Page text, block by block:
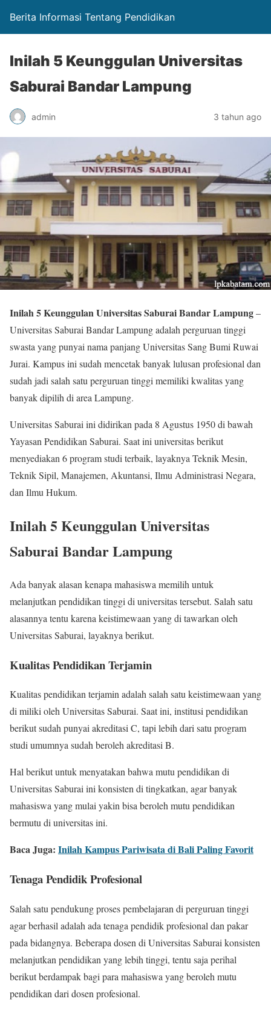
Berita Informasi Tentang Pendidikan
Inilah 5 Keunggulan Universitas
Saburai Bandar Lampung
admin 3 tahun ago
Inilah 5 Keunggulan Universitas Saburai Bandar Lampung–
Universitas Saburai Bandar Lampung adalah perguruan tinggi
swasta yang punyai nama panjang Universitas Sang Bumi Ruwai
Jurai. Kampus ini sudah mencetak banyak lulusan profesional dan
sudah jadi salah satu perguruan tinggi memiliki kwalitas yang
banyak dipilih di area Lampung.
Universitas Saburai ini didirikan pada 8 Agustus 1950 di bawah
Yayasan Pendidikan Saburai. Saat ini universitas berikut
menyediakan 6 program studi terbaik, layaknya Teknik Mesin,
Teknik Sipil, Manajemen, Akuntansi, Ilmu Administrasi Negara,
dan Ilmu Hukum.
Inilah 5 Keunggulan Universitas
Saburai Bandar Lampung
Ada banyak alasan kenapa mahasiswa memilih untuk
melanjutkan pendidikan tinggi di universitas tersebut. Salah satu
alasannya tentu karena keistimewaan yang di tawarkan oleh
Universitas Saburai, layaknya berikut.
Kualitas Pendidikan Terjamin
Kualitas pendidikan terjamin adalah salah satu keistimewaan yang
di miliki oleh Universitas Saburai. Saat ini, institusi pendidikan
berikut sudah punyai akreditasi C, tapi lebih dari satu program
studi umumnya sudah beroleh akreditasi B.
Hal berikut untuk menyatakan bahwa mutu pendidikan di
Universitas Saburai ini konsisten di tingkatkan, agar banyak
mahasiswa yang mulai yakin bisa beroleh mutu pendidikan
bermutu di universitas ini.
Baca Juga: Inilah Kampus Pariwisata di Bali Paling Favorit
Tenaga Pendidik Profesional
Salah satu pendukung proses pembelajaran di perguruan tinggi
agar berhasil adalah ada tenaga pendidik profesional dan pakar
pada bidangnya. Beberapa dosen di Universitas Saburai konsisten
melanjutkan pendidikan yang lebih tinggi, tentu saja perihal
berikut berdampak bagi para mahasiswa yang beroleh mutu
pendidikan dari dosen profesional.